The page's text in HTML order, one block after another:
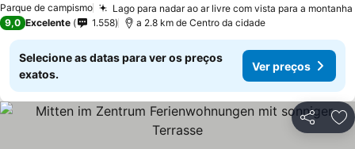
Parque de campismo Lago para nadar ao ar livre com vista para a montanha
9,0 Excelente 1.558 a 2.8 km de Centro da cidade
Selecione as datas para ver os preços
exatos.
Ver preços
Partilhar